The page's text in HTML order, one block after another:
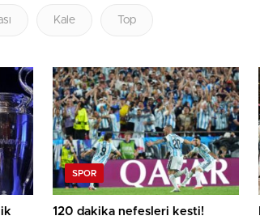
Kale Top
SPOR
120 dakika nefesleri kesti!